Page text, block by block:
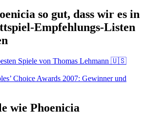
so gut, dass wir es in
Empfehlungs-Listen
Spiele von Thomas Lehmann 🇺🇸
Choice Awards 2007: Gewinner und
wie Phoenicia